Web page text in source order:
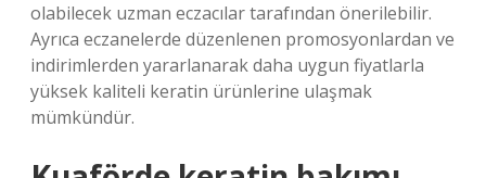
olabilecek uzman eczacılar tarafından önerilebilir.
Ayrıca eczanelerde düzenlenen promosyonlardan ve
indirimlerden yararlanarak daha uygun fiyatlarla
yüksek kaliteli keratin ürünlerine ulaşmak
mümkündür.